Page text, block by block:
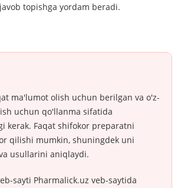
topishga yordam beradi.
ma'lumot olish uchun berilgan va o'z-
uchun qo'llanma sifatida
kerak. Faqat shifokor preparatni
qilishi mumkin, shuningdek uni
usullarini aniqlaydi.
sayti Pharmalick.uz veb-saytida